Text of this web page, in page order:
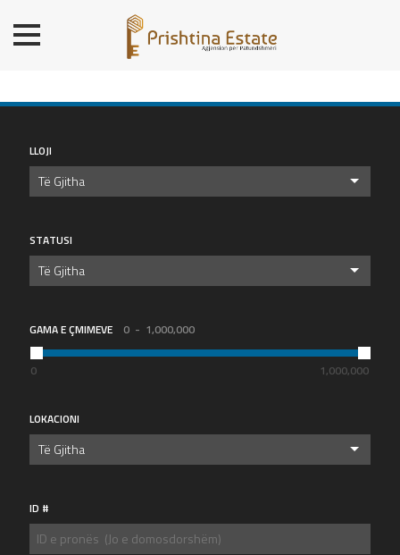
TROJE
OBJ. AFARISTE/DEPO
PREMIUM
KONTAKT
LLOJI
Të Gjitha
STATUSI
Të Gjitha
GAMA E ÇMIMEVE 0 1,000,000
0 1,000,000
LOKACIONI
Të Gjitha
ID #